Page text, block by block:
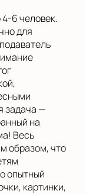
6 человек.
для
задача —
на
Весь
образом, что
опытный
картинки,